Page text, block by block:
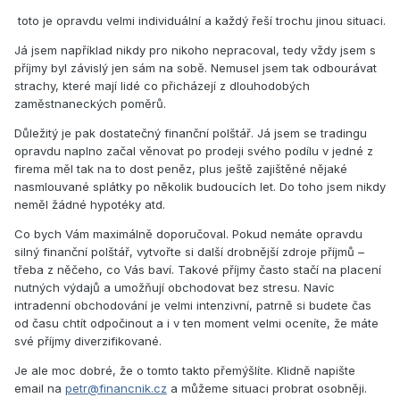
toto je opravdu velmi individuální a každý řeší trochu jinou situaci.
Já jsem například nikdy pro nikoho nepracoval, tedy vždy jsem s
příjmy byl závislý jen sám na sobě. Nemusel jsem tak odbourávat
strachy, které mají lidé co přicházejí z dlouhodobých
zaměstnaneckých poměrů.
Důležitý je pak dostatečný finanční polštář. Já jsem se tradingu
opravdu naplno začal věnovat po prodeji svého podílu v jedné z
firema měl tak na to dost peněz, plus ještě zajištěné nějaké
nasmlouvané splátky po několik budoucích let. Do toho jsem nikdy
neměl žádné hypotéky atd.
Co bych Vám maximálně doporučoval. Pokud nemáte opravdu
silný finanční polštář, vytvořte si další drobnější zdroje příjmů –
třeba z něčeho, co Vás baví. Takové příjmy často stačí na placení
nutných výdajů a umožňují obchodovat bez stresu. Navíc
intradenní obchodování je velmi intenzivní, patrně si budete čas
od času chtít odpočinout a i v ten moment velmi oceníte, že máte
své příjmy diverzifikované.
Je ale moc dobré, že o tomto takto přemýšlíte. Klidně napište
email na petr@financnik.cz a můžeme situaci probrat osobněji.